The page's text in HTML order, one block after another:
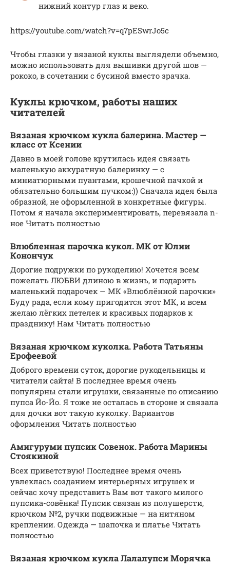
нижний контур глаз и веко.
https://youtube.com/watch?v=q7pESwrJo5c
Чтобы глазки у вязаной куклы выглядели объемно,
можно использовать для вышивки другой шов —
рококо, в сочетании с бусиной вместо зрачка.
Куклы крючком, работы наших
читателей
Вязаная крючком кукла балерина. Мастер —
класс от Ксении
Давно в моей голове крутилась идея связать
маленькую аккуратную балеринку — с
миниатюрными пуантами, крошечной пачкой и
обязательно большим пучком:)) Сначала идея была
образной, не оформленной в конкретные фигуры.
Потом я начала экспериментировать, перевязала n-
ное Читать полностью
Влюбленная парочка кукол. МК от Юлии
Конончук
Дорогие подружки по рукоделию! Хочется всем
пожелать ЛЮБВИ длиною в жизнь, и подарить
маленький подарочек — МК «Влюблённой парочки»
Буду рада, если кому пригодится этот МК, и всем
желаю лёгких петелек и красивых подарков к
празднику! Нам Читать полностью
Вязаная крючком куколка. Работа Татьяны
Ерофеевой
Доброго времени суток, дорогие рукодельницы и
читатели сайта! В последнее время очень
популярны стали игрушки, связанные по описанию
пупса Йо-Йо. Я тоже не осталась в стороне и связала
для дочки вот такую куколку. Вариантов
оформления Читать полностью
Амигуруми пупсик Совенок. Работа Марины
Стоякиной
Всех приветствую! Последнее время очень
увлеклась созданием интерьерных игрушек и
сейчас хочу представить Вам вот такого милого
пупсика-совёнка! Пупсик связан из полушерсти,
крючком №2, ручки подвижные — на нитяном
креплении. Одежда — шапочка и платье Читать
полностью
Вязаная крючком кукла Лалалупси Морячка